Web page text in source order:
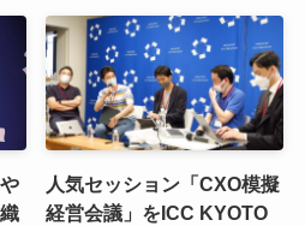
人気セッション「CXO模擬
経営会議」をICC KYOTO